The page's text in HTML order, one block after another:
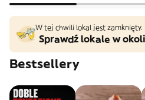
W tej chwili lokal jest zamknięty.
Sprawdź lokale w
Bestsellery